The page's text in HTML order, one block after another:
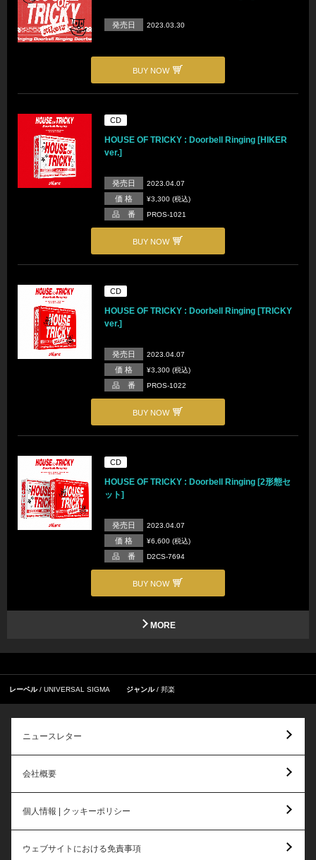
発売日 2023.03.30
BUY NOW
CD
HOUSE OF TRICKY : Doorbell Ringing [HIKER
ver.]
発売日 2023.04.07
価 格 ¥3,300 (税込)
品 番 PROS-1021
BUY NOW
CD
HOUSE OF TRICKY : Doorbell Ringing [TRICKY
ver.]
発売日 2023.04.07
価 格 ¥3,300 (税込)
品 番 PROS-1022
BUY NOW
CD
HOUSE OF TRICKY : Doorbell Ringing [2形態セ
ット]
発売日 2023.04.07
価 格 ¥6,600 (税込)
品 番 D2CS-7694
BUY NOW
MORE
レーベル UNIVERSAL SIGMA ジャンル 邦楽
ニュースレター
会社概要
個人情報 | クッキーポリシー
ウェブサイトにおける免責事項